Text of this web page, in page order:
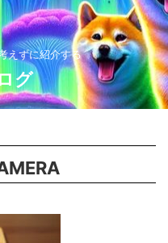
えずに紹介する
グ